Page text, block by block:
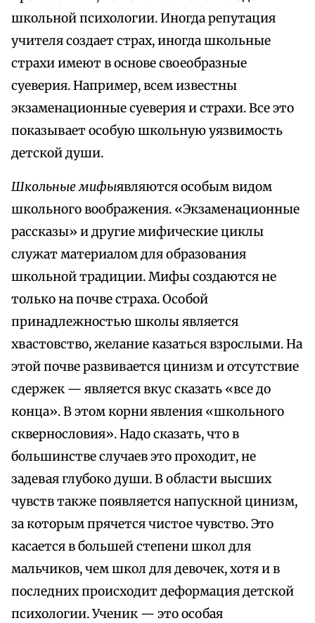
школьной психологии. Иногда репутация
учителя создает страх, иногда школьные
страхи имеют в основе своеобразные
суеверия. Например, всем известны
экзаменационные суеверия и страхи. Все это
показывает особую школьную уязвимость
детской души.
Школьные мифыявляются особым видом
школьного воображения. «Экзаменационные
рассказы» и другие мифические циклы
служат материалом для образования
школьной традиции. Мифы создаются не
только на почве страха. Особой
принадлежностью школы является
хвастовство, желание казаться взрослыми. На
этой почве развивается цинизм и отсутствие
сдержек — является вкус сказать «все до
конца». В этом корни явления «школьного
сквернословия». Надо сказать, что в
большинстве случаев это проходит, не
задевая глубоко души. В области высших
чувств также появляется напускной цинизм,
за которым прячется чистое чувство. Это
касается в большей степени школ для
мальчиков, чем школ для девочек, хотя и в
последних происходит деформация детской
психологии. Ученик — это особая